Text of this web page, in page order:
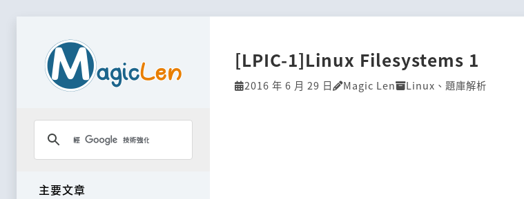
主要文章
[LPIC-1]Linux Filesystems 1
2016 年 6 月 29 日 Magic Len Linux 、 題庫解析